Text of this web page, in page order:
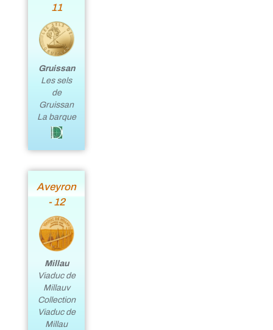
11
Gruissan
Les sels
de
Gruissan
La barque
Aveyron
- 12
Millau
Viaduc de
Millauv
Collection
Viaduc de
Millau